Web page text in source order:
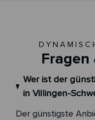
Wer ist der
in Villingen-
Der günstigste